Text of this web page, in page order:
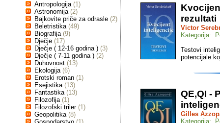
Antropologija (1)
Astronomija (2)
Bajkovite priče za odrasle (2)
Beletristika (49)
Biografija (9)
Dječje (17)
Dječje ( 12-16 godina ) (3)
Dječje ( 7-11 godina ) (2)
Duhovnost (13)
Ekologija (6)
Erotski roman (1)
Esejistika (13)
Fantastika (13)
Filozofija (1)
Filozofski triler (1)
Geopolitika (8)
rezultati
Victor
Kategorija:
Testovi
potencijale
QE,QI -
Gilles
Kategorija: